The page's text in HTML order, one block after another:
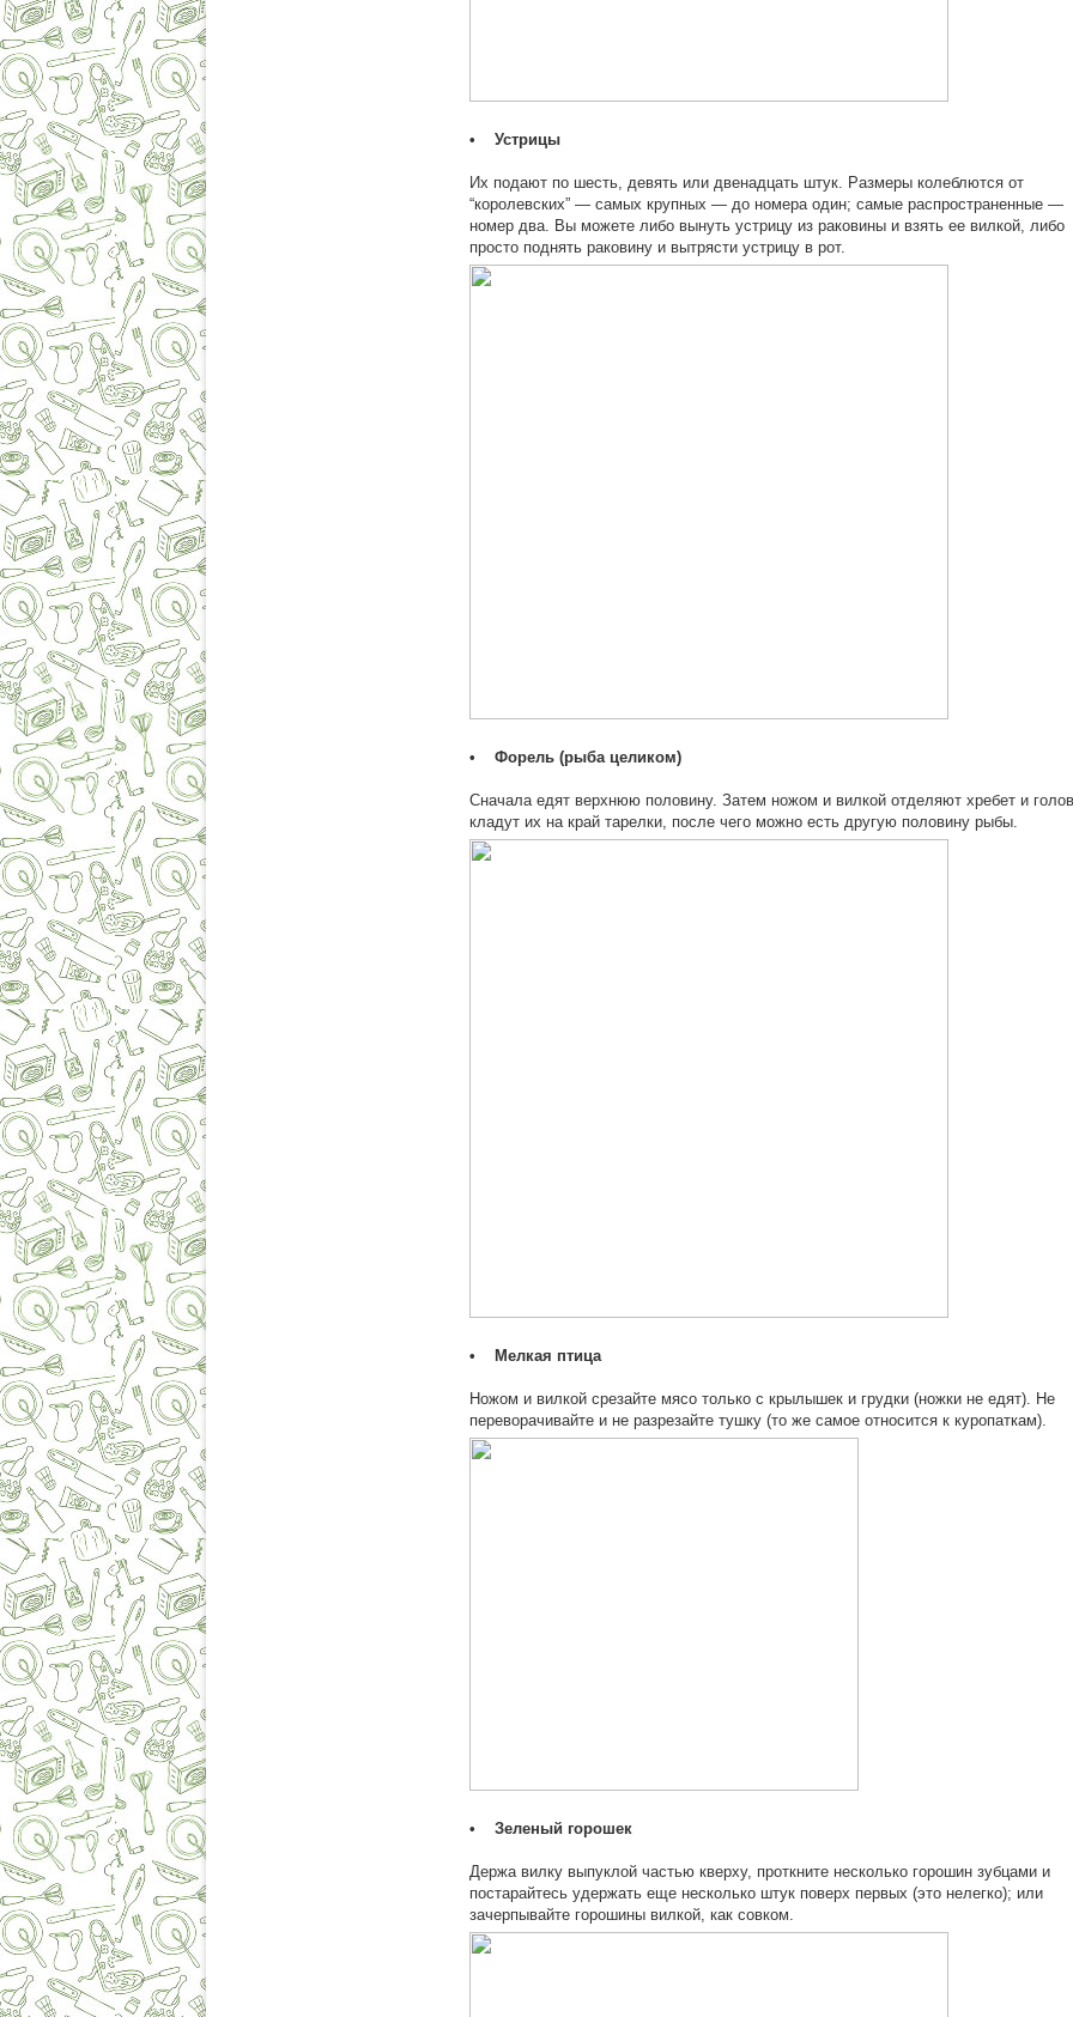
• Устрицы
Их подают по шесть, девять или двенадцать штук. Размеры колеблются от
“королевских” — самых крупных — до номера один; самые распространенные —
номер два. Вы можете либо вынуть устрицу из раковины и взять ее вилкой, либо
просто поднять раковину и вытрясти устрицу в рот.
• Форель (рыба целиком)
Сначала едят верхнюю половину. Затем ножом и вилкой отделяют хребет и
кладут их на край тарелки, после чего можно есть другую половину рыбы.
• Мелкая птица
Ножом и вилкой срезайте мясо только с крылышек и грудки (ножки не едят). Не
переворачивайте и не разрезайте тушку (то же самое относится к куропаткам).
• Зеленый горошек
Держа вилку выпуклой частью кверху, проткните несколько горошин зубцами и
постарайтесь удержать еще несколько штук поверх первых (это нелегко); или
зачерпывайте горошины вилкой, как совком.